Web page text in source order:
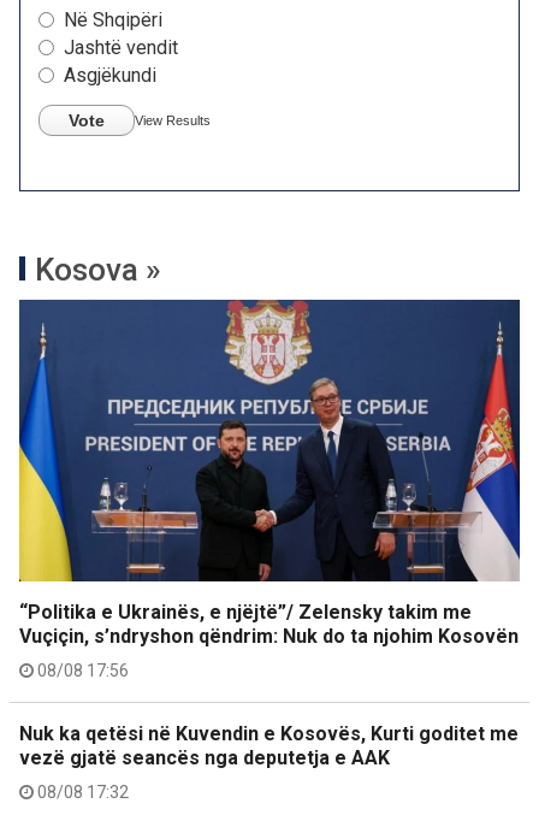
Në Shqipëri
Jashtë vendit
Asgjëkundi
Vote View Results
Kosova »
“Politika e Ukrainës, e njëjtë”/ Zelensky takim me
Vuçiçin, s’ndryshon qëndrim: Nuk do ta njohim Kosovën
08/08 17:56
Nuk ka qetësi në Kuvendin e Kosovës, Kurti goditet me
vezë gjatë seancës nga deputetja e AAK
08/08 17:32